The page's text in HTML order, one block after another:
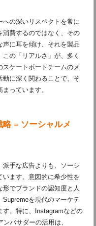
の深いリスペクトを常に
消費するのではなく、その
に耳を傾け、それを製品
の「リアルさ」が、多く
ケートボードチームのメ
に深く関わることで、そ
っています。
– ソーシャルメ
手な広告よりも、ソーシ
います。意図的に希少性を
でブランドの認知度と人
を現代のマーケテ
す。特に、Instagramなどの
バサダーの活用は、